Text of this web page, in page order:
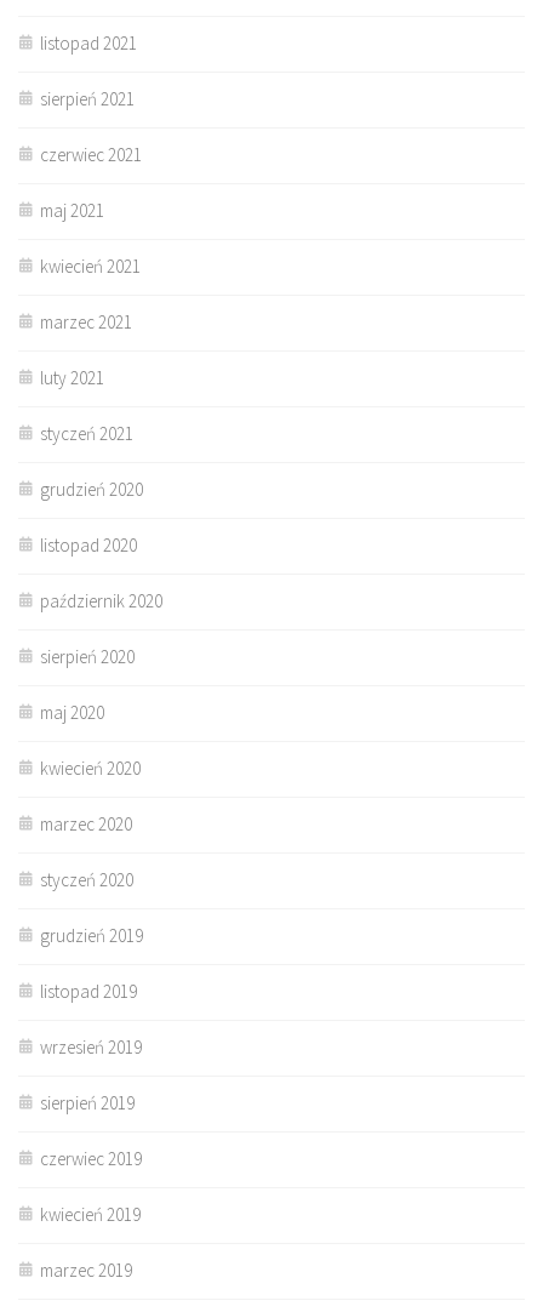
listopad 2021
sierpień 2021
czerwiec 2021
maj 2021
kwiecień 2021
marzec 2021
luty 2021
styczeń 2021
grudzień 2020
listopad 2020
październik 2020
sierpień 2020
maj 2020
kwiecień 2020
marzec 2020
styczeń 2020
grudzień 2019
listopad 2019
wrzesień 2019
sierpień 2019
czerwiec 2019
kwiecień 2019
marzec 2019